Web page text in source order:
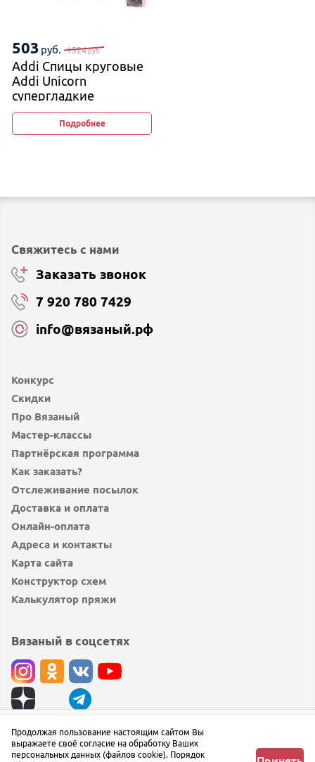
503 руб. 1524руб.
Addi Спицы круговые
Addi Unicorn
супергладкие
Подробнее
Конкурс
Скидки
Про Вязаный
Мастер-классы
Партнёрская программа
Как заказать?
Отслеживание посылок
Доставка и оплата
Онлайн-оплата
Адреса и контакты
Карта сайта
Конструктор схем
Калькулятор пряжи
Свяжитесь с нами
Заказать звонок
7 920 780 7429
info@вязаный.рф
Вязаный в соцсетях
© вязаный.рф 2019 — 2026
Сообщить об ошибке
Продолжая пользование настоящим сайтом Вы
выражаете своё согласие на обработку Ваших
персональных данных (файлов cookie). Порядок
Узнать о поступлении